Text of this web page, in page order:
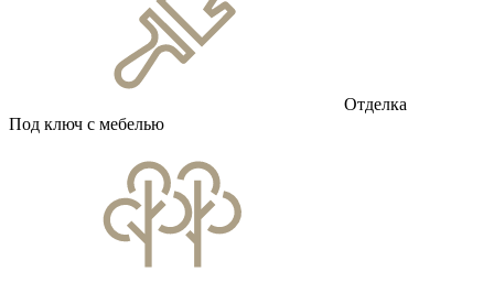
Отделка
Под ключ с мебелью